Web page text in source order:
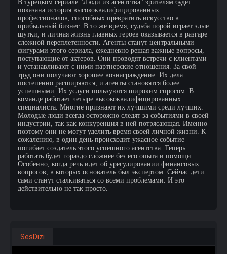
В турецком сериале "Люди из агентства" зрителям будет
показана история высококвалифицированных
профессионалов, способных превратить искусство в
прибыльный бизнес. В то же время, судьба порой играет злые
шутки, и личная жизнь главных героев оказывается в разгаре
сложной переплетенности. Агенты станут центральными
фигурами этого сериала, ежедневно решая важные вопросы,
поступающие от актеров. Они проводят встречи с клиентами
и устанавливают с ними партнерские отношения. За свой
труд они получают хорошее вознаграждение. Их дела
постепенно расширяются, и агенты становятся более
успешными. Их услуги пользуются широким спросом. В
команде работает четыре высококвалифицированных
специалиста. Многие признают их лучшими среди лучших.
Молодые люди всегда осторожно следят за событиями в своей
индустрии, так как конкуренция в ней потрясающая. Именно
поэтому они не могут уделить время своей личной жизни. К
сожалению, в один день происходит ужасное событие –
погибает создатель этого успешного агентства. Теперь
работать будет гораздо сложнее без его опыта и помощи.
Особенно, когда речь идет об урегулировании финансовых
вопросов, в которых основатель был экспертом. Сейчас дети
сами станут сталкиваться со всеми проблемами. И это
действительно не так просто.
SesDizi